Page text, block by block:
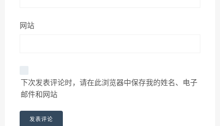
网站
下次发表评论时，请在此浏览器中保存我的姓名、电子
邮件和网站